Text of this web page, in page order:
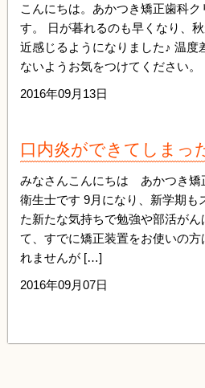
こんにちは。あかつき矯正歯科
す。 日が暮れるのも早くなり、
近感じるようになりました♪ 温度
ないようお気をつけてください
2016年09月13日
口内炎ができてしまっ
みなさんこんにちは あかつき矯
衛生士です 9月になり、新学期も
た新たな気持ちで勉強や部活がん
て、すでに矯正装置をお使いの
れませんが […]
2016年09月07日